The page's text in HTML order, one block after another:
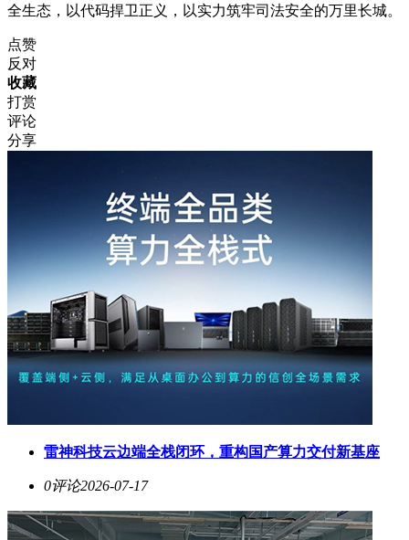
全生态，以代码捍卫正义，以实力筑牢司法安全的万里长城。
点赞
反对
收藏
打赏
评论
分享
雷神科技云边端全栈闭环，重构国产算力交付新基座
0评论2026-07-17